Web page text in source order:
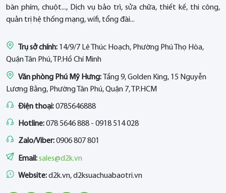
bàn phím, chuột..., Dịch vụ bảo trì, sửa chữa, thiết kế, thi công,
quản trị hệ thống mạng, wifi, tổng đài...
Trụ sở chính: 14/9/7 Lê Thúc Hoạch, Phường Phú Thọ Hòa,
Quận Tân Phú, TP.Hồ Chí Minh
Văn phòng Phú Mỹ Hưng:Tầng 9, Golden King, 15 Nguyễn
Lương Bằng, Phường Tân Phú, Quận 7, TP.HCM
Điện thoại:0785646888
Hotline:078 5646 888 - 0918 514 028
Zalo/Viber:0906 807 801
Email:sales@d2k.vn
Website:d2k.vn, d2ksuachuabaotri.vn